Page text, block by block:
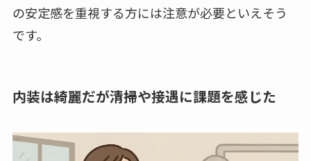
の安定感を重視する方には注意が必要といえそう
です。
内装は綺麗だが清掃や接遇に課題を感じた